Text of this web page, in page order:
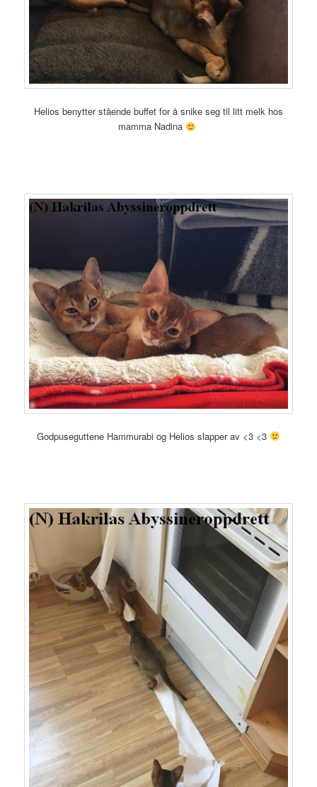
Helios benytter stående buffet for å snike seg til litt melk hos
mamma Nadina
Godpuseguttene Hammurabi og Helios slapper av <3 <3